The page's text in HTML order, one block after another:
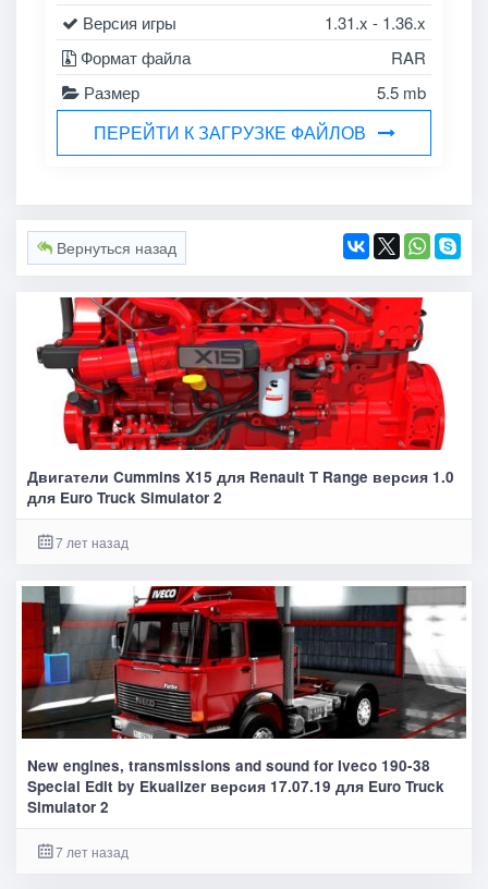
Версия игры
1.31.x - 1.36.x
Формат файла
RAR
Размер
5.5 mb
ПЕРЕЙТИ К ЗАГРУЗКЕ ФАЙЛОВ
Вернуться назад
Двигатели Cummins X15 для Renault T Range версия 1.0
для Euro Truck Simulator 2
7 лет назад
New engines, transmissions and sound for Iveco 190-38
Special Edit by Ekualizer версия 17.07.19 для Euro Truck
Simulator 2
7 лет назад